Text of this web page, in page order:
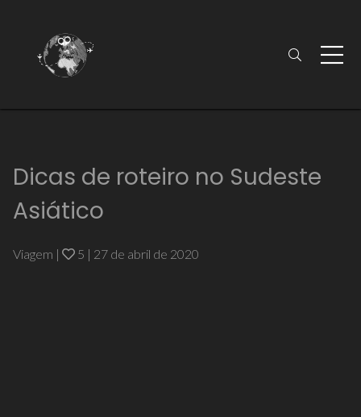
Dicas de roteiro no Sudeste
Asiático
Viagem | 5 | 27 de abril de 2020